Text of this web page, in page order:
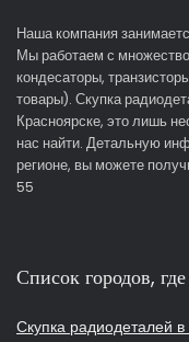
Наша компания
Мы работаем с
кондесаторы,
товары). Скупка
Красноярске, это лишь
нас найти. Детальную
регионе, вы можете
55
Список городов,
Скупка радиодеталей в